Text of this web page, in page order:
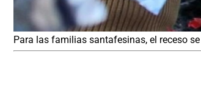
Para las familias santafesinas, el receso